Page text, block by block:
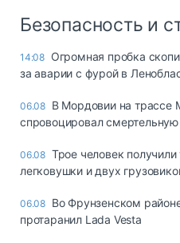
Безопасность и
14:08 Огромная пробка
за аварии с фурой в
06.08 В Мордовии на трассе
спровоцировал
06.08 Трое человек
легковушки и двух
06.08 Во Фрунзенском
протаранил Lada Vesta